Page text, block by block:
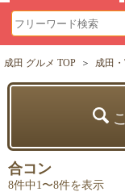
成田 グルメ TOP ＞ 成田
合コン
8件中1〜8件を表示